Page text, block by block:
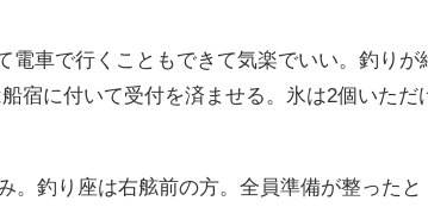
電車で行くこともできて気楽でいい。釣りが
宿に付いて受付を済ませる。氷は2個いただ
。釣り座は右舷前の方。全員準備が整ったと